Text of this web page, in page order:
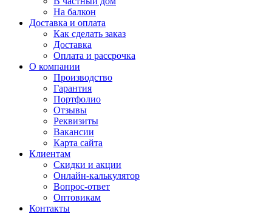
На балкон
Доставка и оплата
Как сделать заказ
Доставка
Оплата и рассрочка
О компании
Производство
Гарантия
Портфолио
Отзывы
Реквизиты
Вакансии
Карта сайта
Клиентам
Скидки и акции
Онлайн-калькулятор
Вопрос-ответ
Оптовикам
Контакты